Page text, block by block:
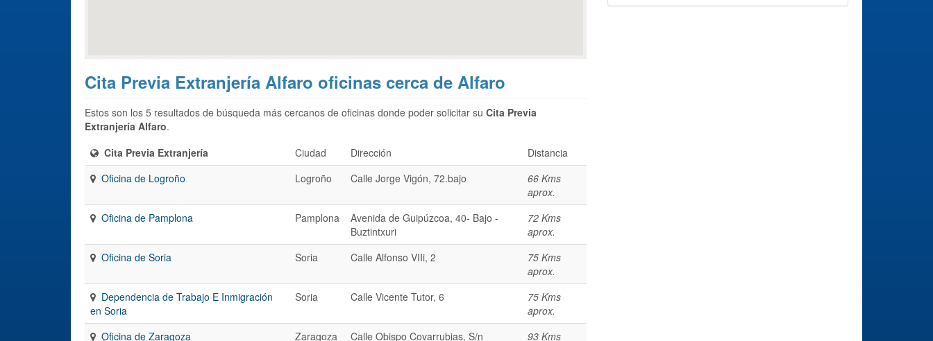
Cita Previa Extranjería Alfaro oficinas cerca de Alfaro
Estos son los 5 resultados de búsqueda más cercanos de oficinas donde poder solicitar su Cita Previa
Extranjería Alfaro.
Cita Previa Extranjería
Ciudad Dirección
Distancia
Oficina de Logroño
Logroño Calle Jorge Vigón, 72.bajo
66 Kms
aprox.
Oficina de Pamplona
Pamplona
Avenida de Guipúzcoa, 40- Bajo -
Buztintxuri
72 Kms
aprox.
Oficina de Soria
Soria Calle Alfonso VIIi, 2
75 Kms
aprox.
Dependencia de Trabajo E Inmigración
en Soria
Soria Calle Vicente Tutor, 6
75 Kms
aprox.
Oficina de Zaragoza
Zaragoza Calle Obispo Covarrubias, S/n 93 Kms